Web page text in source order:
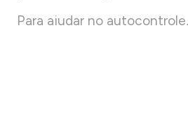
Para ajudar no